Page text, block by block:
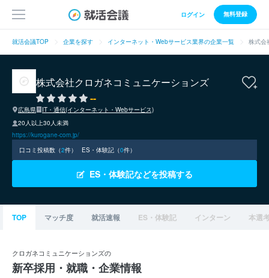
ログイン 無料登録
就活会議TOP 企業を探す インターネット・Webサービス業界の企業一覧 株式会
株式会社クロガネコミュニケーションズ
--
広島県
IT・通信(インターネット・Webサービス)
20人以上30人未満
https://kurogane-com.jp/
口コミ投稿数（2件） ES・体験記（0件）
ES・体験記などを投稿する
TOP マッチ度 就活速報 ES・体験記 インターン 本選
クロガネコミュニケーションズの
新卒採用・就職・企業情報